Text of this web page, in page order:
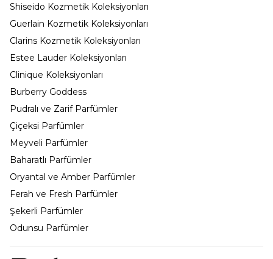
Shiseido Kozmetik Koleksiyonları
Guerlain Kozmetik Koleksiyonları
Clarins Kozmetik Koleksiyonları
Estee Lauder Koleksiyonları
Clinique Koleksiyonları
Burberry Goddess
Pudralı ve Zarif Parfümler
Çiçeksi Parfümler
Meyveli Parfümler
Baharatlı Parfümler
Oryantal ve Amber Parfümler
Ferah ve Fresh Parfümler
Şekerli Parfümler
Odunsu Parfümler